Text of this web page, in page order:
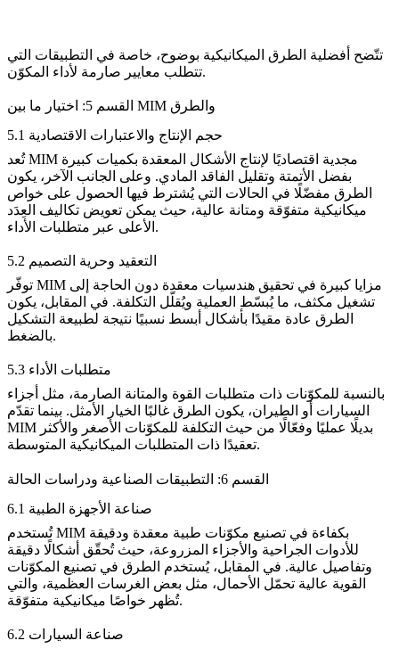
تتّضح أفضلية الطرق الميكانيكية بوضوح، خاصة في التطبيقات التي
تتطلب معايير صارمة لأداء المكوّن.
القسم 5: اختيار ما بين MIM والطرق
5.1 حجم الإنتاج والاعتبارات الاقتصادية
تُعد MIM مجدية اقتصاديًا لإنتاج الأشكال المعقدة بكميات كبيرة
بفضل الأتمتة وتقليل الفاقد المادي. وعلى الجانب الآخر، يكون
الطرق مفضّلًا في الحالات التي يُشترط فيها الحصول على خواص
ميكانيكية متفوّقة ومتانة عالية، حيث يمكن تعويض تكاليف العِدَد
الأعلى عبر متطلبات الأداء.
5.2 التعقيد وحرية التصميم
توفّر MIM مزايا كبيرة في تحقيق هندسيات معقدة دون الحاجة إلى
تشغيل مكثف، ما يُبسّط العملية ويُقلّل التكلفة. في المقابل، يكون
الطرق عادة مقيدًا بأشكال أبسط نسبيًا نتيجة لطبيعة التشكيل
بالضغط.
5.3 متطلبات الأداء
بالنسبة للمكوّنات ذات متطلبات القوة والمتانة الصارمة، مثل أجزاء
السيارات أو الطيران، يكون الطرق غالبًا الخيار الأمثل. بينما تقدّم
MIM بديلًا عمليًا وفعّالًا من حيث التكلفة للمكوّنات الأصغر والأكثر
تعقيدًا ذات المتطلبات الميكانيكية المتوسطة.
القسم 6: التطبيقات الصناعية ودراسات الحالة
6.1 صناعة الأجهزة الطبية
تُستخدم MIM بكفاءة في تصنيع مكوّنات طبية معقدة ودقيقة
للأدوات الجراحية والأجزاء المزروعة، حيث تُحقّق أشكالًا دقيقة
وتفاصيل عالية. في المقابل، يُستخدم الطرق في تصنيع المكوّنات
القوية عالية تحمّل الأحمال، مثل بعض الغرسات العظمية، والتي
تُظهر خواصًا ميكانيكية متفوّقة .
6.2 صناعة السيارات